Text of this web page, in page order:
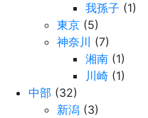
我孫子 (1)
東京 (5)
神奈川 (7)
湘南 (1)
川崎 (1)
中部 (32)
新潟 (3)